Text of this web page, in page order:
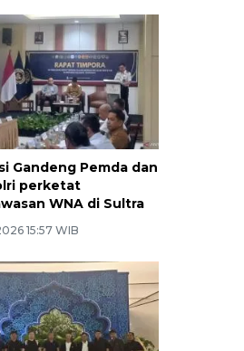
Gandeng Pemda dan
perketat
WNA di Sultra
15:57 WIB